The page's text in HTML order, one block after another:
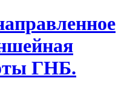
ГНБ.